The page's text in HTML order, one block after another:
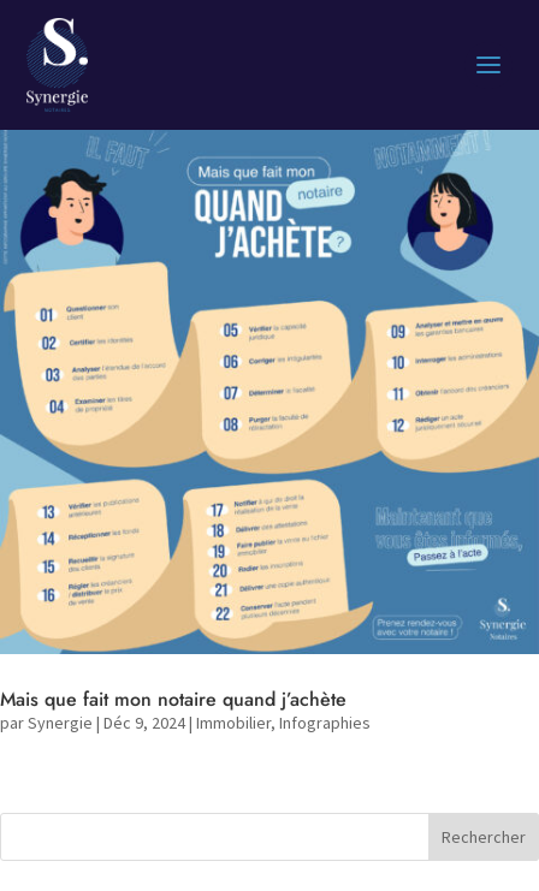
Mais que fait mon notaire quand j’achète
parSynergie | Déc 9, 2024| Immobilier, Infographies